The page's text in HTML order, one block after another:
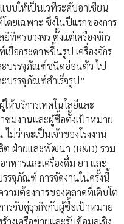
บบให้เป็นเวทีระดับอาเซียน
ยเฉพาะ ซึ่งในปีแรกของการ
ที่ครบวงจร ตั้งแต่เครื่องจักร
อกระดาษขึ้นรูป เครื่องจักร
บรรจุภัณฑ์ชนิดอ่อนตัว ไป
บรรจุภัณฑ์สำเร็จรูป”
ห้บริการเทคโนโลยีและ
ชมงานและผู้ซื้อตั้งเป้าหมาย
ว่าจะเป็นเจ้าของโรงงาน
ฝ่ายและพัฒนา (R&D) รวม
หารและเครื่องดื่ม ยา และ
รจุภัณฑ์ การจัดงานในครั้งนี้
วามต้องการของตลาดที่เติบโต
ารจับคู่ธุรกิจกับผู้ซื้อเป้าหมาย
างเครือข่ายและรับข้อมูลเชิง